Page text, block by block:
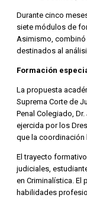
Durante cinco
siete módulos de
Asimismo,
destinados al
Formación
La propuesta
Suprema Corte de
Penal Colegiado,
ejercida por los
que la coordinación
El trayecto
judiciales,
en Criminalística.
habilidades